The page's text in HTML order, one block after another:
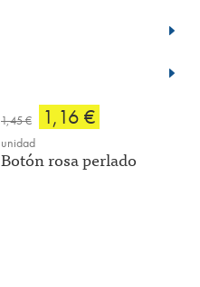
1,45 € 1,16 €
unidad
Botón rosa perlado